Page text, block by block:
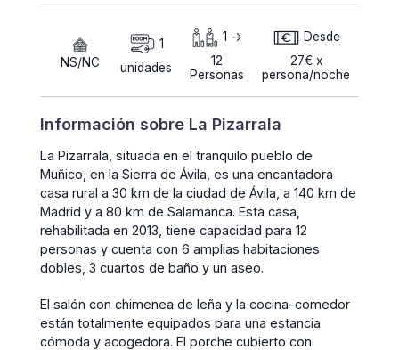
NS/NC
1
unidades
1 ->
12
Personas
Desde
27€ x
persona/noche
Información sobre La Pizarrala
La Pizarrala, situada en el tranquilo pueblo de
Muñico, en la Sierra de Ávila, es una encantadora
casa rural a 30 km de la ciudad de Ávila, a 140 km de
Madrid y a 80 km de Salamanca. Esta casa,
rehabilitada en 2013, tiene capacidad para 12
personas y cuenta con 6 amplias habitaciones
dobles, 3 cuartos de baño y un aseo.
El salón con chimenea de leña y la cocina-comedor
están totalmente equipados para una estancia
cómoda y acogedora. El porche cubierto con